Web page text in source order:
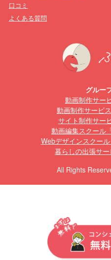
口コミ
よくある質問
グルー
動画制作サー
動画制作サービ
サイト制作サー
動画編集スクール
Webデザインスクー
暮らしの出張サー
All Rights